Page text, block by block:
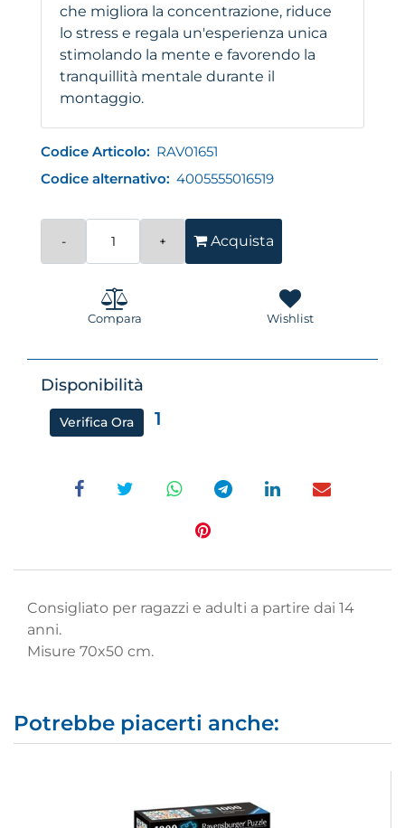
che migliora la concentrazione, riduce
lo stress e regala un'esperienza unica
stimolando la mente e favorendo la
tranquillità mentale durante il
montaggio.
Codice Articolo: RAV01651
Codice alternativo: 4005555016519
Acquista
Compara Wishlist
Disponibilità
Verifica Ora 1
Consigliato per ragazzi e adulti a partire dai 14
anni.
Misure 70x50 cm.
Potrebbe piacerti anche: